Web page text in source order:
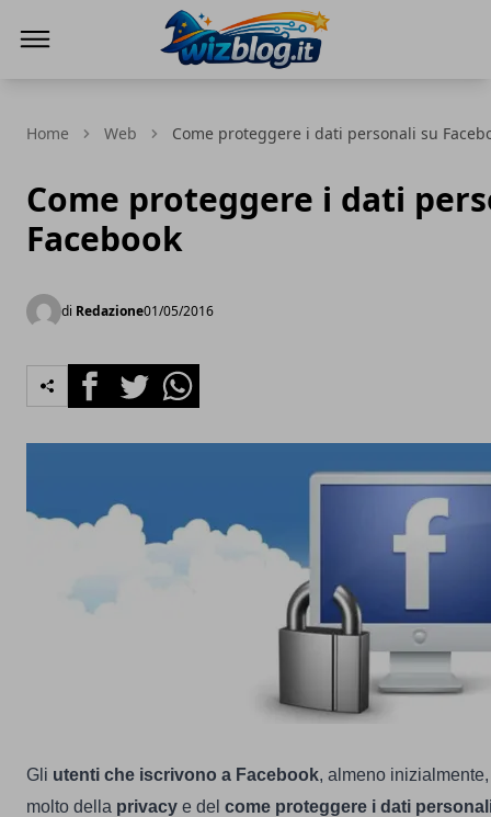
Home Web Come proteggere i dati personali su
Come proteggere i dati
Facebook
di Redazione01/05/2016
FacebookTwitterWhatsapp
Gli utenti che iscrivono a Facebook, almeno
molto della privacy e del come proteggere i dati